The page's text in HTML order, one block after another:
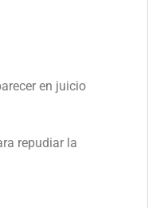
en juicio
repudiar la